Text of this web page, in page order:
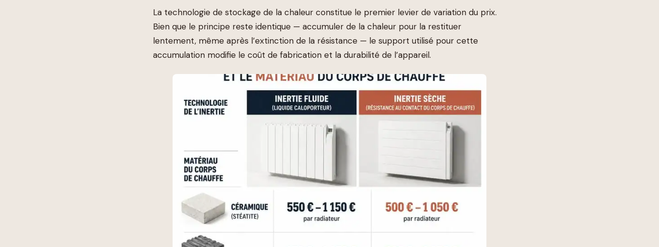
La technologie de stockage de la chaleur constitue le premier levier de variation du prix.
Bien que le principe reste identique — accumuler de la chaleur pour la restituer
lentement, même après l’extinction de la résistance — le support utilisé pour cette
accumulation modifie le coût de fabrication et la durabilité de l’appareil.